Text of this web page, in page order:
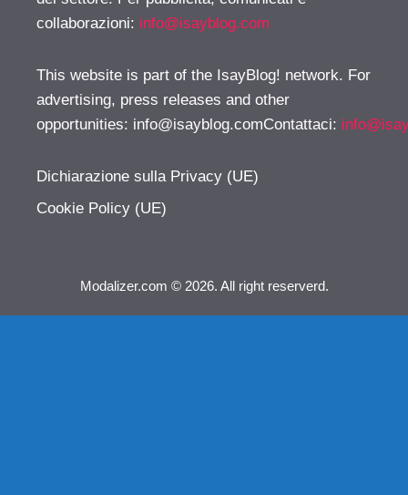
collaborazioni: info@isayblog.com
This website is part of the IsayBlog! network. For
advertising, press releases and other
opportunities: info@isayblog.comContattaci:
Dichiarazione sulla Privacy (UE)
Cookie Policy (UE)
Modalizer.com © 2026. All right reserverd.